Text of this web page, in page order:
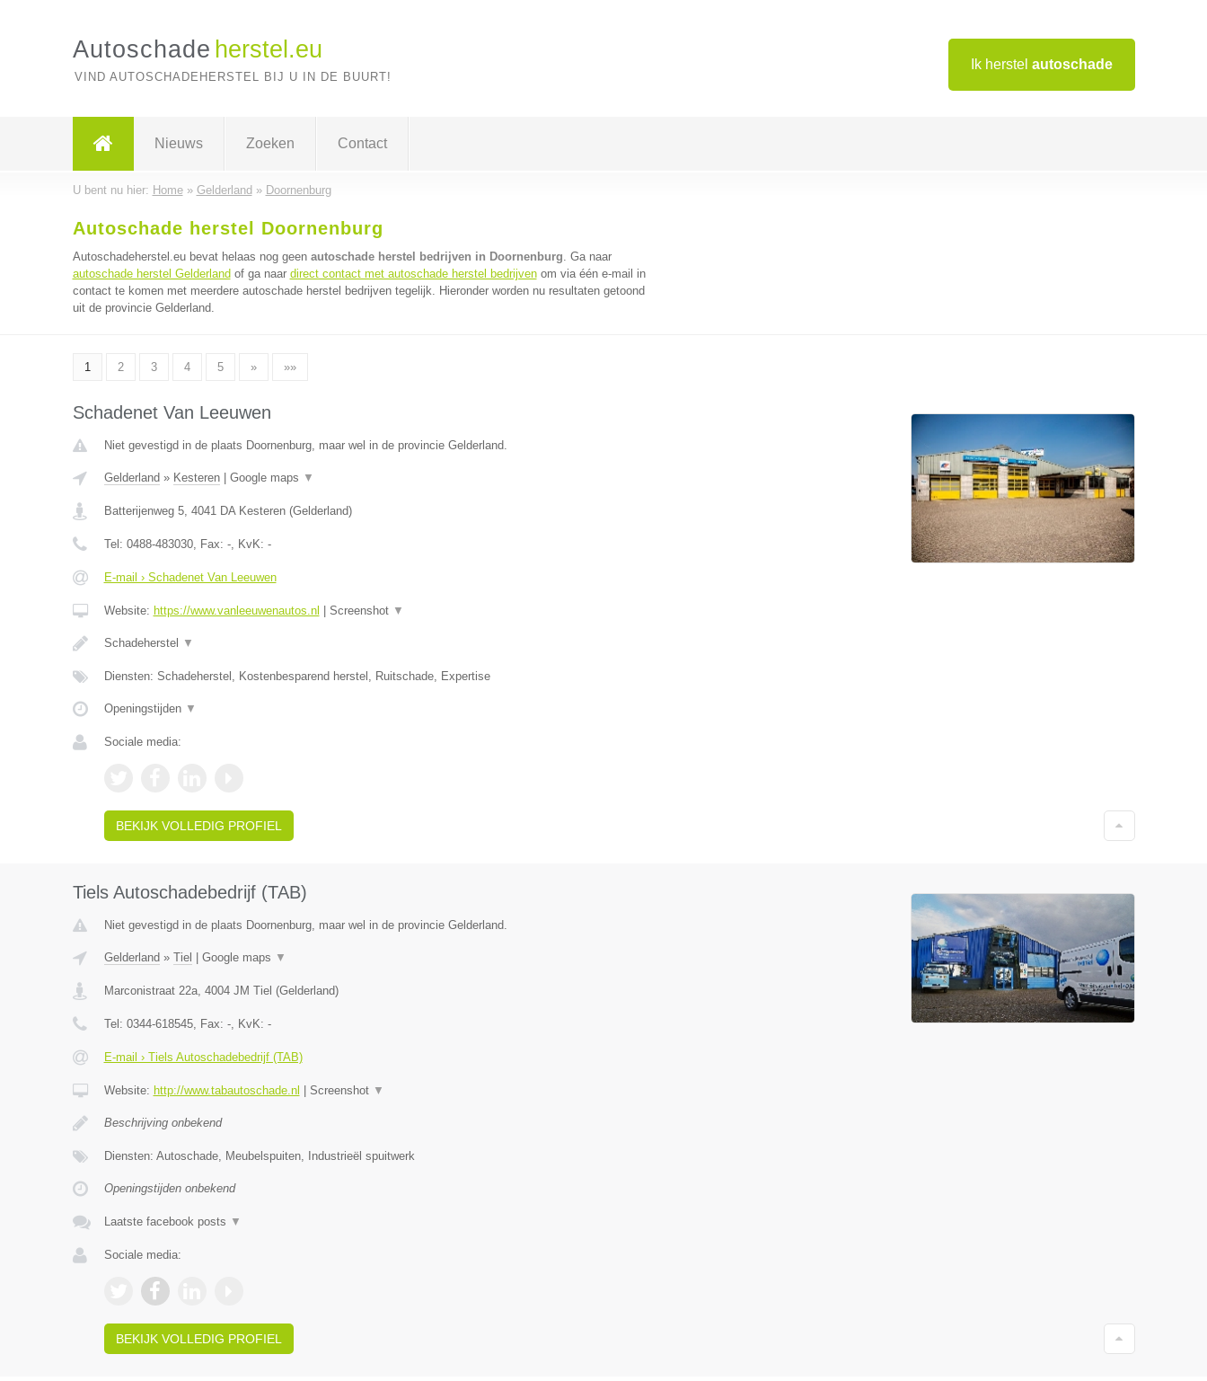
Ik herstel autoschade
Autoschade herstel.eu
VIND AUTOSCHADEHERSTEL BIJ U IN DE BUURT!
Nieuws Zoeken Contact
U bent nu hier: Home» Gelderland » Doornenburg
Autoschade herstel Doornenburg
Autoschadeherstel.eu bevat helaas nog geen autoschade herstel bedrijven in Doornenburg. Ga naar
autoschade herstel Gelderland of ga naar direct contact met autoschade herstel bedrijvenom via één e-mail in
contact te komen met meerdere autoschade herstel bedrijven tegelijk. Hieronder worden nu resultaten getoond
uit de provincie Gelderland.
1 2 3 4 5 » »»
Schadenet Van Leeuwen
Niet gevestigd in de plaats Doornenburg, maar wel in de provincie Gelderland.
Gelderland » Kesteren| Google maps ▼
Batterijenweg 5, 4041 DA Kesteren(Gelderland)
Tel: 0488-483030, Fax: -, KvK: -
E-mail › Schadenet Van Leeuwen
Website: https://www.vanleeuwenautos.nl Screenshot ▼
Schadeherstel ▼
Diensten: Schadeherstel, Kostenbesparend herstel, Ruitschade, Expertise
Openingstijden ▼
Sociale media:
BEKIJK VOLLEDIG PROFIEL
Tiels Autoschadebedrijf (TAB)
Niet gevestigd in de plaats Doornenburg, maar wel in de provincie Gelderland.
Gelderland » Tiel Google maps ▼
Marconistraat 22a, 4004 JM Tiel (Gelderland)
Tel: 0344-618545, Fax: -, KvK: -
E-mail › Tiels Autoschadebedrijf (TAB)
Website: http://www.tabautoschade.nl Screenshot ▼
Beschrijving onbekend
Diensten: Autoschade, Meubelspuiten, Industrieël spuitwerk
Openingstijden onbekend
Laatste facebook posts ▼
Sociale media:
BEKIJK VOLLEDIG PROFIEL